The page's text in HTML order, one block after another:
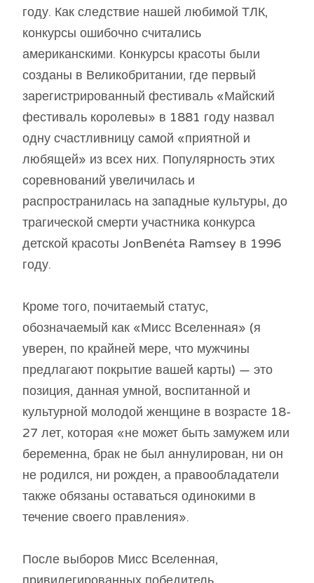
году. Как следствие нашей любимой ТЛК,
конкурсы ошибочно считались
американскими. Конкурсы красоты были
созданы в Великобритании, где первый
зарегистрированный фестиваль «Майский
фестиваль королевы» в 1881 году назвал
одну счастливницу самой «приятной и
любящей» из всех них. Популярность этих
соревнований увеличилась и
распространилась на западные культуры, до
трагической смерти участника конкурса
детской красоты JonBenéta Ramsey в 1996
году.
Кроме того, почитаемый статус,
обозначаемый как «Мисс Вселенная» (я
уверен, по крайней мере, что мужчины
предлагают покрытие вашей карты) — это
позиция, данная умной, воспитанной и
культурной молодой женщине в возрасте 18-
27 лет, которая «не может быть замужем или
беременна, брак не был аннулирован, ни он
не родился, ни рожден, а правообладатели
также обязаны оставаться одинокими в
течение своего правления».
После выборов Мисс Вселенная,